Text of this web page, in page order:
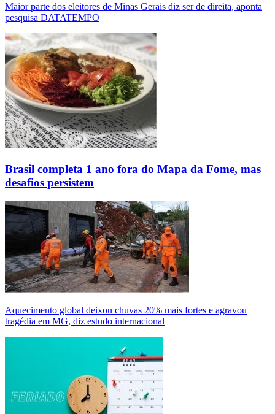
Maior parte dos eleitores de Minas Gerais diz ser de direita, aponta
pesquisa DATATEMPO
Brasil completa 1 ano fora do Mapa da Fome, mas
desafios persistem
Aquecimento global deixou chuvas 20% mais fortes e agravou
tragédia em MG, diz estudo internacional